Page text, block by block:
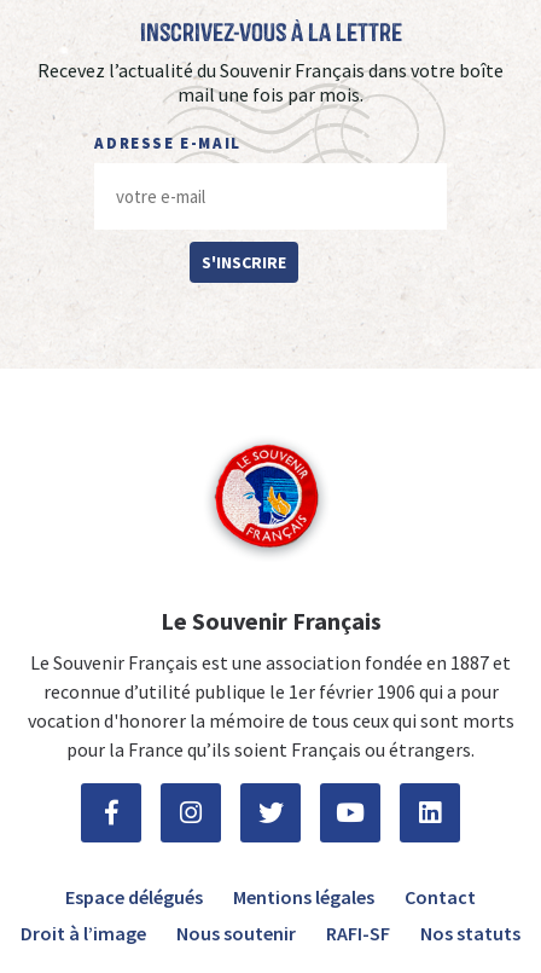
Inscrivez-vous à La Lettre
Recevez l’actualité du Souvenir Français dans votre boîte
mail une fois par mois.
ADRESSE E-MAIL
S'INSCRIRE
Le Souvenir Français
Le Souvenir Français est une association fondée en 1887 et
reconnue d’utilité publique le 1er février 1906 qui a pour
vocation d'honorer la mémoire de tous ceux qui sont morts
pour la France qu’ils soient Français ou étrangers.
Espace délégués Mentions légales
Contact
Droit à l’image
Nous soutenir RAFI-SF Nos statuts